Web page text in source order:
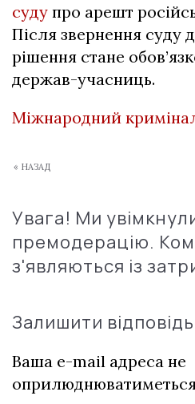
суду про арешт
Після звернення суду
рішення стане
держав-учасниць.
Міжнародний
« НАЗАД
Увага! Ми
премодерацію.
з'являються із
Залишити відповідь
Ваша e-mail адреса не